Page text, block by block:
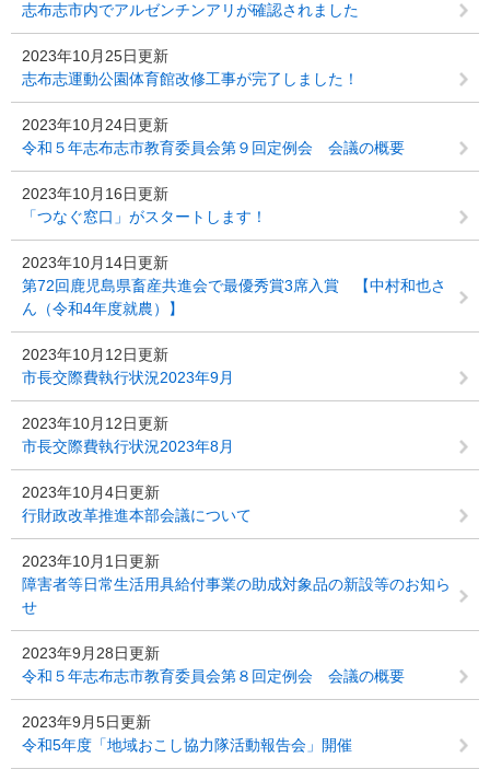
志布志市内でアルゼンチンアリが確認されました
2023年10月25日更新
志布志運動公園体育館改修工事が完了しました！
2023年10月24日更新
令和５年志布志市教育委員会第９回定例会 会議の概要
2023年10月16日更新
「つなぐ窓口」がスタートします！
2023年10月14日更新
第72回鹿児島県畜産共進会で最優秀賞3席入賞 【中村和也さ
ん（令和4年度就農）】
2023年10月12日更新
市長交際費執行状況2023年9月
2023年10月12日更新
市長交際費執行状況2023年8月
2023年10月4日更新
行財政改革推進本部会議について
2023年10月1日更新
障害者等日常生活用具給付事業の助成対象品の新設等のお知ら
せ
2023年9月28日更新
令和５年志布志市教育委員会第８回定例会 会議の概要
2023年9月5日更新
令和5年度「地域おこし協力隊活動報告会」開催